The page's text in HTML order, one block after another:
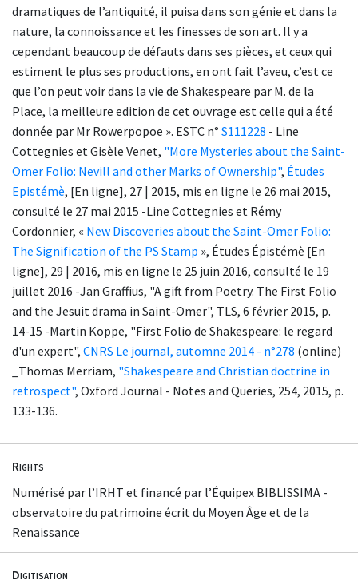
dramatiques de l’antiquité, il puisa dans son génie et dans la
nature, la connoissance et les finesses de son art. Il y a
cependant beaucoup de défauts dans ses pièces, et ceux qui
estiment le plus ses productions, en ont fait l’aveu, c’est ce
que l’on peut voir dans la vie de Shakespeare par M. de la
Place, la meilleure edition de cet ouvrage est celle qui a été
donnée par Mr Rowerpopoe ». ESTC n° S111228 - Line
Cottegnies et Gisèle Venet, "More Mysteries about the Saint-
Omer Folio: Nevill and other Marks of Ownership", Études
Epistémè, [En ligne], 27 | 2015, mis en ligne le 26 mai 2015,
consulté le 27 mai 2015 -Line Cottegnies et Rémy
Cordonnier, « New Discoveries about the Saint-Omer Folio:
The Signification of the PS Stamp », Études Épistémè [En
ligne], 29 | 2016, mis en ligne le 25 juin 2016, consulté le 19
juillet 2016 -Jan Graffius, "A gift from Poetry. The First Folio
and the Jesuit drama in Saint-Omer", TLS, 6 février 2015, p.
14-15 -Martin Koppe, "First Folio de Shakespeare: le regard
d'un expert", CNRS Le journal, automne 2014 - n°278 (online)
_Thomas Merriam, "Shakespeare and Christian doctrine in
retrospect", Oxford Journal - Notes and Queries, 254, 2015, p.
133-136.
Rights
Numérisé par l’IRHT et financé par l’Équipex BIBLISSIMA -
observatoire du patrimoine écrit du Moyen Âge et de la
Renaissance
Digitisation